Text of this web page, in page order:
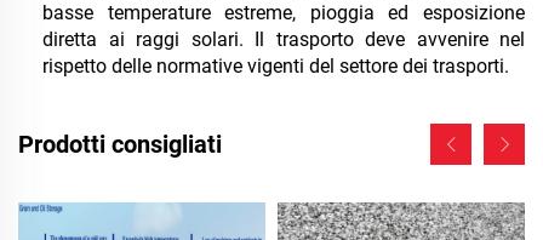
basse temperature estreme, pioggia ed esposizione
diretta ai raggi solari. Il trasporto deve avvenire nel
rispetto delle normative vigenti del settore dei trasporti.
Prodotti consigliati